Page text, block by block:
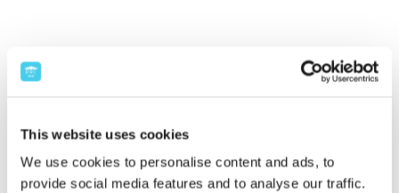
This website uses cookies
We use cookies to personalise content and ads, to
provide social media features and to analyse our traffic.